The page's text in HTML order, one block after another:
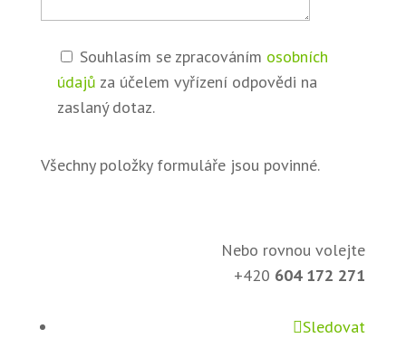
Souhlasím se zpracováním osobních
údajů za účelem vyřízení odpovědi na
zaslaný dotaz.
Všechny položky formuláře jsou povinné.
Nebo rovnou volejte
+420 604 172 271
Sledovat